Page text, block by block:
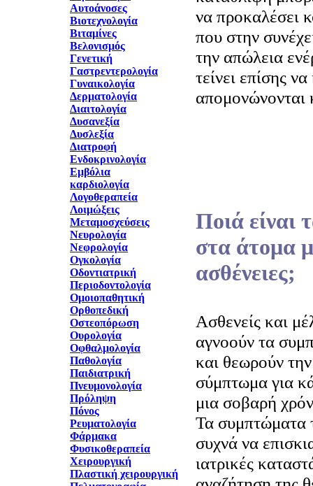
Αυτοάνοσες
Βιοτεχνολογία
Βιταμίνες
Βελονισμός
Γενετική
Γαστρεντερολογία
Γυναικολογία
Δερματολογία
Διαιτολογία
Δυσανεξία
Δυσλεξία
Διατροφή
Ενδοκρινολογία
Εμβόλια
καρδιολογία
Λογοθεραπεία
Λοιμώξεις
Μεταμοσχεύσεις
Νευρολογία
Νεφρολογία
Ογκολογία
Οδοντιατρική
Περιοδοντολογία
Ομοιοπαθητική
Ορθοπεδική
Οστεοπόρωση
Ουρολογία
Οφθαλμολογία
Παθολογία
Παιδιατρική
Πνευμονολογία
Πρόληψη
Πόνος
Ρευματολογία
Φάρμακα
Φυσικοθεραπεία
Χειρουργική
Πλαστική χειρουργική
να προκαλέσει
που στην
την απώλεια
τείνει επίσης
απομονώνονται
Ποιά είναι
στα άτομα
ασθένειες;
Ασθενείς και
αγνοούν τα
και θεωρούν
σύμπτωμα για
μια σοβαρή
Τα συμπτώματα
συχνά να
ιατρικές